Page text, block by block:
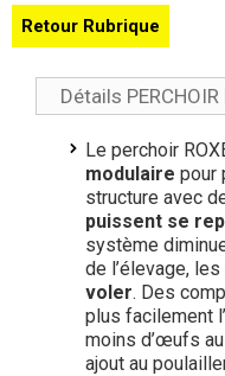
Retour Rubrique
Détails PERCHOIR
Le perchoir
modulaire pour
structure avec
puissent se
système
de l’élevage,
voler. Des
plus facilement
moins d’œufs
ajout au